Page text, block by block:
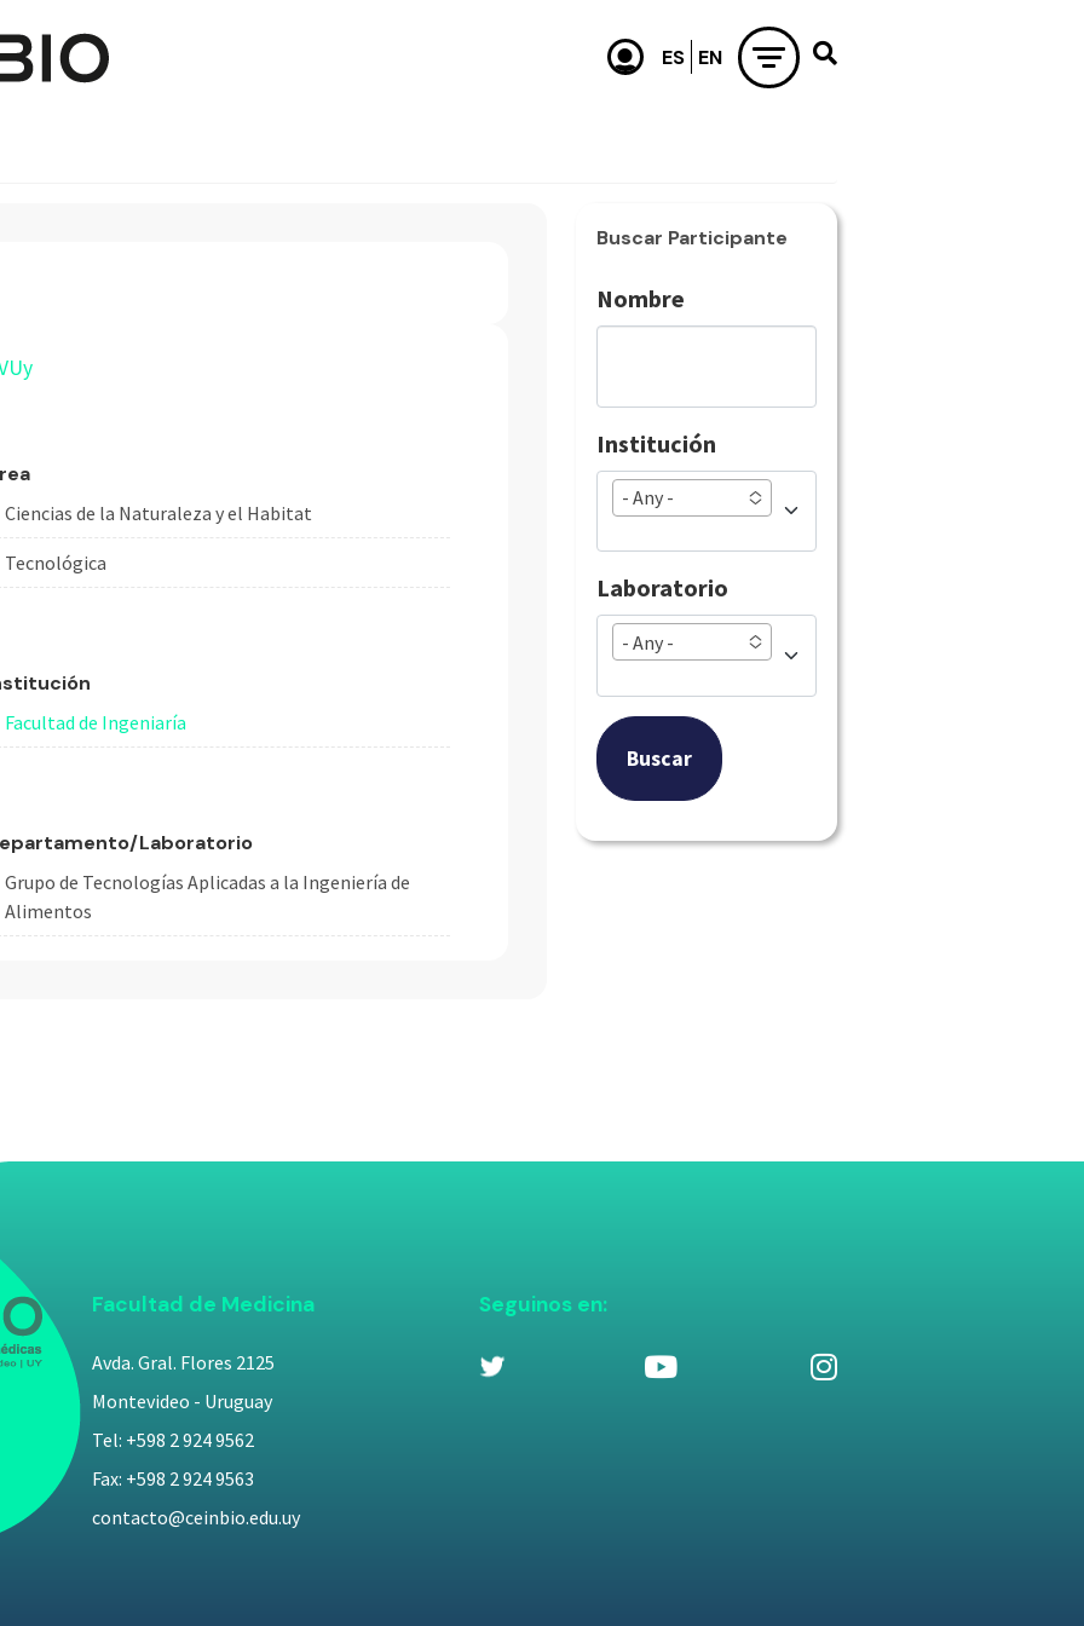
Ciencias de la Naturaleza y el Habitat
Tecnológica
Facultad de Ingeniaría
Laboratorio
Grupo de Tecnologías Aplicadas a la Ingeniería de
Alimentos
Buscar Participante
Nombre
Institución
- Any -
Laboratorio
- Any -
Buscar
Facultad de Medicina
Avda. Gral. Flores 2125
Montevideo - Uruguay
Tel: +598 2 924 9562
Fax: +598 2 924 9563
contacto@ceinbio.edu.uy
Seguinos en: